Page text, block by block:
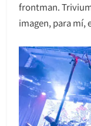
frontman.
imagen, para mí,